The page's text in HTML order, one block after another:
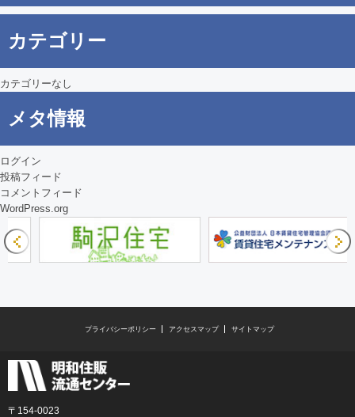
シ
ョ
ン
カテゴリー
カテゴリーなし
メタ情報
ログイン
投稿フィード
コメントフィード
WordPress.org
プライバシーポリシー アクセスマップ サイトマップ
〒154-0023